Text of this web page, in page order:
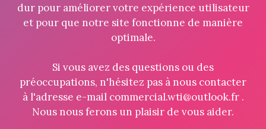
dur pour améliorer votre expérience utilisateur
et pour que notre site fonctionne de manière
optimale.
Si vous avez des questions ou des
préoccupations, n'hésitez pas à nous contacter
à l'adresse e-mail commercial.wti@outlook.fr .
Nous nous ferons un plaisir de vous aider.